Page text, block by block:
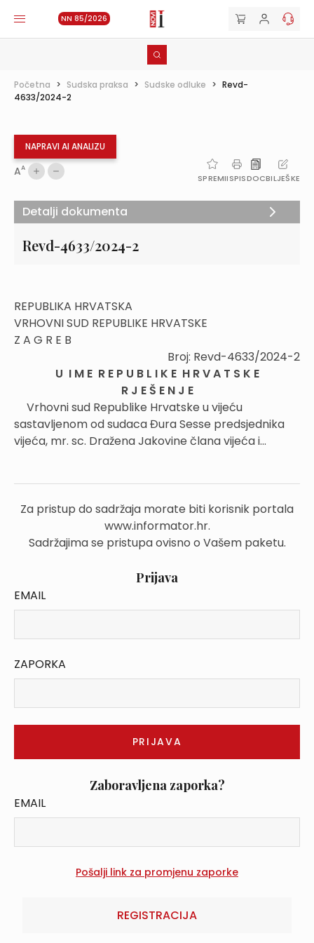
NN 85/2026
Početna > Sudska praksa > Sudske odluke > Revd-
4633/2024-2
NAPRAVI AI ANALIZU
AA
SPREMIISPISDOCBILJEŠKE
Revd-4633/2024-2
REPUBLIKA HRVATSKA
VRHOVNI SUD REPUBLIKE HRVATSKE
Z A G R E B
Broj: Revd-4633/2024-2
U I M E R E P U B L I K E H R V A T S K E
R J E Š E N J E
Vrhovni sud Republike Hrvatske u vijeću
sastavljenom od sudaca Đura Sesse predsjednika
vijeća, mr. sc. Dražena Jakovine člana vijeća i...
Za pristup do sadržaja morate biti korisnik portala
www.informator.hr.
Sadržajima se pristupa ovisno o Vašem paketu.
Prijava
EMAIL
ZAPORKA
Zaboravljena zaporka?
EMAIL
REGISTRACIJA
Detalji dokumenta